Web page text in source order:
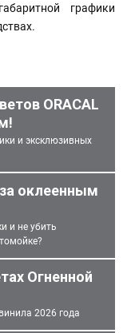
графики
ORACAL
и эксклюзивных
оклеенным
и не убить
Огненной
2026 года